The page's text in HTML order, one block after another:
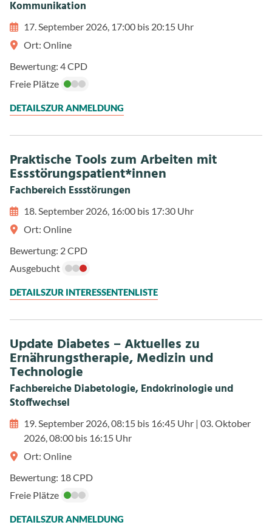
Kommunikation
17. September 2026, 17:00 bis 20:15 Uhr
Ort: Online
Freie Plätze
Bewertung: 4 CPD
DETAILSZUR ANMELDUNG
Praktische Tools zum Arbeiten mit
Essstörungspatient*innen
Fachbereich Essstörungen
18. September 2026, 16:00 bis 17:30 Uhr
Ort: Online
Ausgebucht
Bewertung: 2 CPD
DETAILSZUR INTERESSENTENLISTE
Update Diabetes – Aktuelles zu
Ernährungstherapie, Medizin und
Technologie
Fachbereiche Diabetologie, Endokrinologie und
Stoffwechsel
19. September 2026, 08:15 bis 16:45 Uhr | 03. Oktober
2026, 08:00 bis 16:15 Uhr
Ort: Online
Freie Plätze
Bewertung: 18 CPD
DETAILSZUR ANMELDUNG